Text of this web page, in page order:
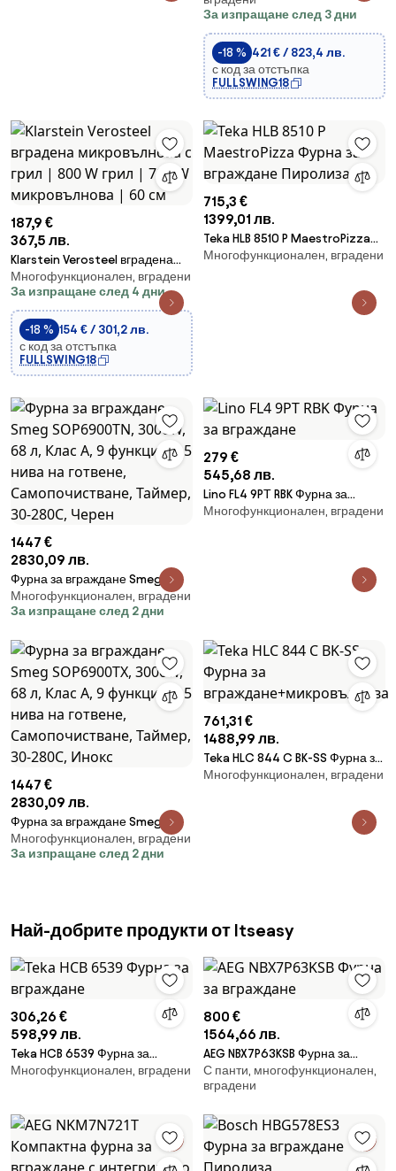
набор от функции | енергиен
клас A+ | 3160 W | 60 cm
За изпращане след 3 дни
-18 % 421 € / 823,4 лв.
с код за отстъпка
FULLSWING18
187,9 €
367,5 лв.
Klarstein Verosteel вградена
микровълнова с грил | 800 W
грил | 700 W микровълнова | 60
см
Многофункционален, вградени
За изпращане след 4 дни
-18 % 154 € / 301,2 лв.
с код за отстъпка
FULLSWING18
715,3 €
1399,01 лв.
Teka HLB 8510 P MaestroPizza
Фурна за вграждане Пиролиза
Многофункционален, вградени
1447 €
2830,09 лв.
Фурна за вграждане Smeg
SOP6900TN, 3000W, 68 л, Клас
A, 9 функции и 5 нива на
Таймер, 30-280C, Черен
Многофункционален, вградени
За изпращане след 2 дни
279 €
545,68 лв.
Lino FL4 9PТ RBK Фурна за
вграждане
Многофункционален, вградени
1447 €
2830,09 лв.
Фурна за вграждане Smeg
SOP6900TX, 3000W, 68 л, Клас
A, 9 функции и 5 нива на
Многофункционален, вградени
За изпращане след 2 дни
761,31 €
1488,99 лв.
Teka HLC 844 C BK-SS Фурна за
вграждане+микровълнова
Многофункционален, вградени
Най-добрите продукти от Itseasy
306,26 €
598,99 лв.
Teka HCB 6539 Фурна за
вграждане
Многофункционален, вградени
800 €
1564,66 лв.
AEG NBX7P63KSB Фурна за
вграждане
С панти, многофункционален,
вградени